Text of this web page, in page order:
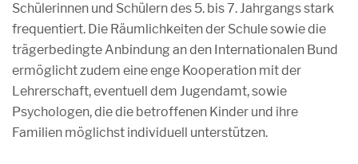
Schülerinnen und Schülern des 5. bis 7. Jahrgangs stark
frequentiert. Die Räumlichkeiten der Schule sowie die
trägerbedingte Anbindung an den Internationalen Bund
ermöglicht zudem eine enge Kooperation mit der
Lehrerschaft, eventuell dem Jugendamt, sowie
Psychologen, die die betroffenen Kinder und ihre
Familien möglichst individuell unterstützen.